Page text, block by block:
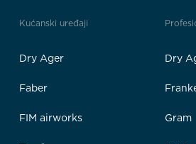
Kućanski uređaji
Dry Ager
Faber
FIM airworks
Dry
Gram